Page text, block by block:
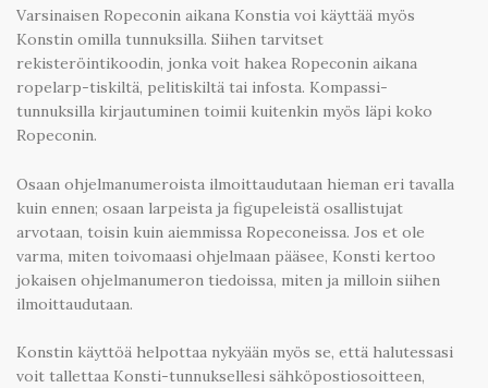
Varsinaisen Ropeconin aikana Konstia voi käyttää myös
Konstin omilla tunnuksilla. Siihen tarvitset
rekisteröintikoodin, jonka voit hakea Ropeconin aikana
ropelarp-tiskiltä, pelitiskiltä tai infosta. Kompassi-
tunnuksilla kirjautuminen toimii kuitenkin myös läpi koko
Ropeconin.
Osaan ohjelmanumeroista ilmoittaudutaan hieman eri tavalla
kuin ennen; osaan larpeista ja figupeleistä osallistujat
arvotaan, toisin kuin aiemmissa Ropeconeissa. Jos et ole
varma, miten toivomaasi ohjelmaan pääsee, Konsti kertoo
jokaisen ohjelmanumeron tiedoissa, miten ja milloin siihen
ilmoittaudutaan.
Konstin käyttöä helpottaa nykyään myös se, että halutessasi
voit tallettaa Konsti-tunnuksellesi sähköpostiosoitteen,